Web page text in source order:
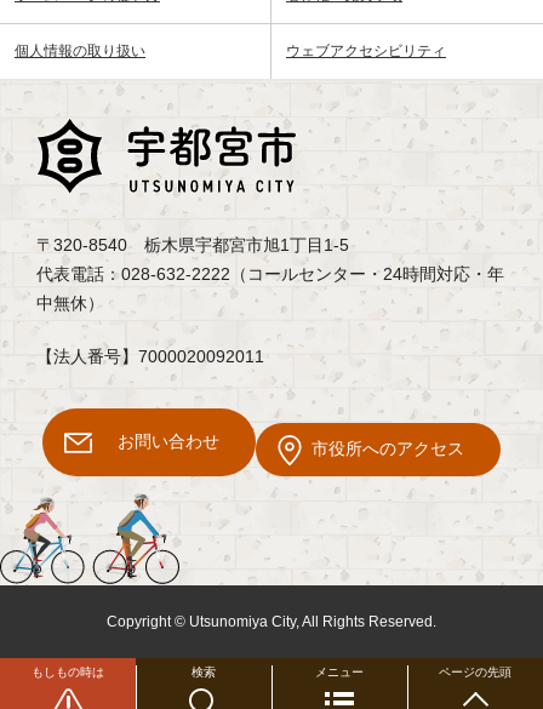
検索
もしもの時は メニュー ページの先頭
個人情報の取り扱い ウェブアクセシビリティ
〒320-8540 栃木県宇都宮市旭1丁目1-5
代表電話：028-632-2222（コールセンター・24時間対応・年
中無休）
【法人番号】7000020092011
お問い合わせ 市役所へのアクセス
Copyright © Utsunomiya City, All Rights Reserved.